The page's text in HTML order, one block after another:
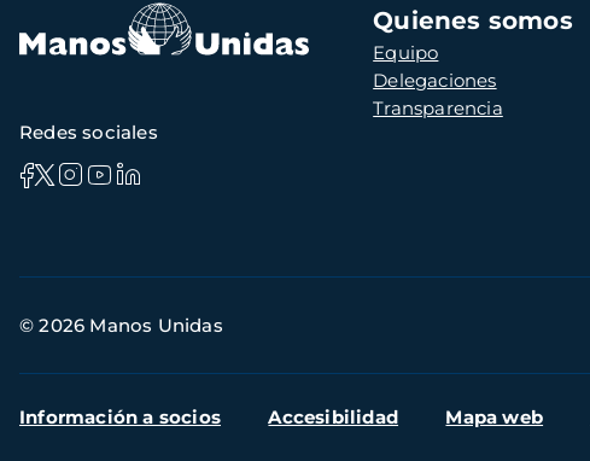
Navegación
principal
Quienes somos
Equipo
Delegaciones
Transparencia
Redes sociales
de
© 2026 Manos Unidas
Menú
Información a socios Accesibilidad Mapa web